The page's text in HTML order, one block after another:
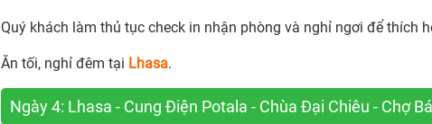
Quý khách làm thủ tục check in nhận phòng và nghỉ ngơi để thích
Ăn tối, nghỉ đêm tại Lhasa.
Ngày 4: Lhasa - Cung Điện Potala - Chùa Đại Chiêu - Chợ